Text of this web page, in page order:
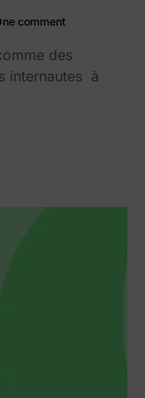
comment
des
internautes à